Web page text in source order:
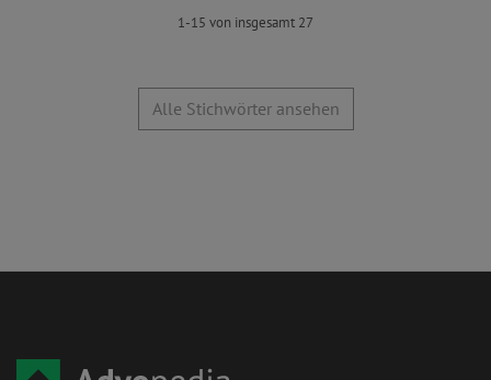
1-15 von insgesamt 27
Alle Stichwörter ansehen